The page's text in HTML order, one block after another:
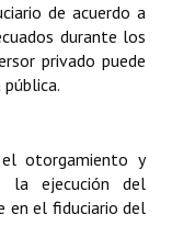
de acuerdo a
durante los
privado puede
otorgamiento y
la ejecución del
en el fiduciario del